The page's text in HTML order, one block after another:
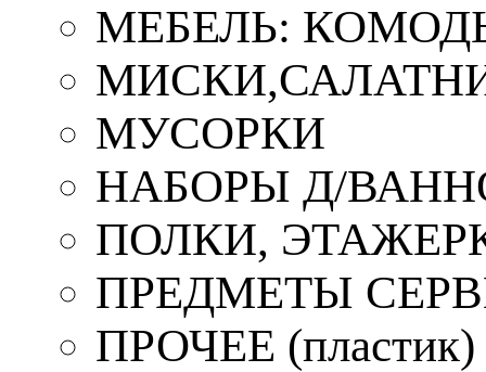
МЕБЕЛЬ:
МУСОРКИ
НАБОРЫ Д/
ПОЛКИ,
ПРЕДМЕТЫ
ПРОЧЕЕ (пластик)